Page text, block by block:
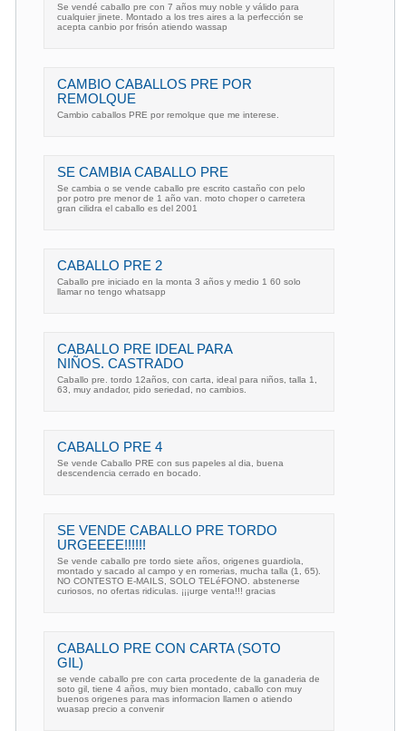
Se vendé caballo pre con 7 años muy noble y válido para
cualquier jinete. Montado a los tres aires a la perfección se
acepta canbio por frisón atiendo wassap
CAMBIO CABALLOS PRE POR
REMOLQUE
Cambio caballos PRE por remolque que me interese.
SE CAMBIA CABALLO PRE
Se cambia o se vende caballo pre escrito castaño con pelo
por potro pre menor de 1 año van. moto choper o carretera
gran cilidra el caballo es del 2001
CABALLO PRE 2
Caballo pre iniciado en la monta 3 años y medio 1 60 solo
llamar no tengo whatsapp
CABALLO PRE IDEAL PARA
NIÑOS. CASTRADO
Caballo pre. tordo 12años, con carta, ideal para niños, talla 1,
63, muy andador, pido seriedad, no cambios.
CABALLO PRE 4
Se vende Caballo PRE con sus papeles al dia, buena
descendencia cerrado en bocado.
SE VENDE CABALLO PRE TORDO
URGEEEE!!!!!!
Se vende caballo pre tordo siete años, origenes guardiola,
montado y sacado al campo y en romerias, mucha talla (1, 65).
NO CONTESTO E-MAILS, SOLO TELéFONO. abstenerse
curiosos, no ofertas ridiculas. ¡¡¡urge venta!!! gracias
CABALLO PRE CON CARTA (SOTO
GIL)
se vende caballo pre con carta procedente de la ganaderia de
soto gil, tiene 4 años, muy bien montado, caballo con muy
buenos origenes para mas informacion llamen o atiendo
wuasap precio a convenir